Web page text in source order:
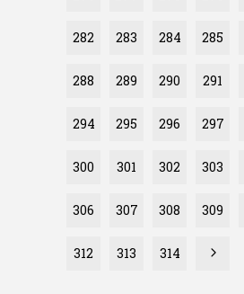
282 283 284 285
288 289 290 291
294 295 296 297
300 301 302 303
306 307 308 309
312 313 314